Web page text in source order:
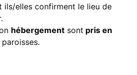
ils/elles confirment le lieu de
hébergement sont pris en